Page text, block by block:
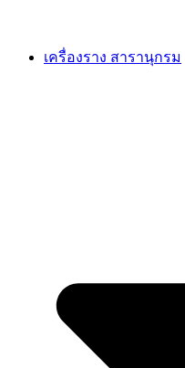
เครื่องราง สารานุกรม